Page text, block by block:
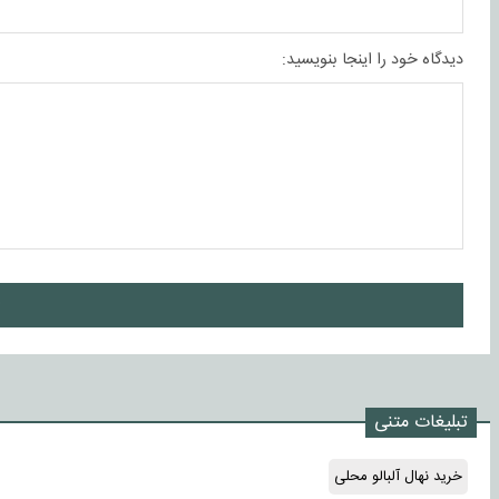
دیدگاه خود را اینجا بنویسید:
تبلیغات متنی
خرید نهال آلبالو محلی